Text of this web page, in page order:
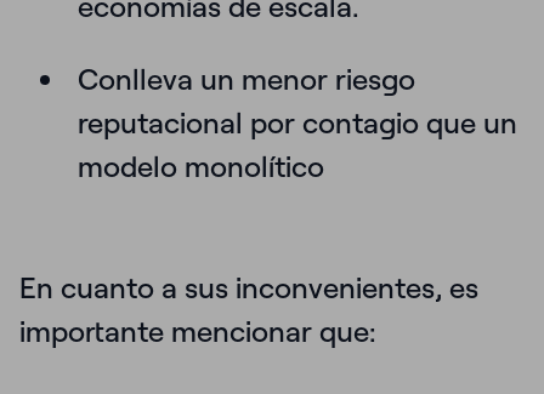
Conlleva un menor riesgo
reputacional por contagio que un
modelo monolítico
En cuanto a sus inconvenientes, es
importante mencionar que: